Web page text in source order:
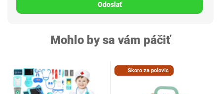
Odoslať
Mohlo by sa vám páčiť
Skoro za polovic